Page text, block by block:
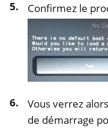
Confirmez le
Vous verrez
de démarrage